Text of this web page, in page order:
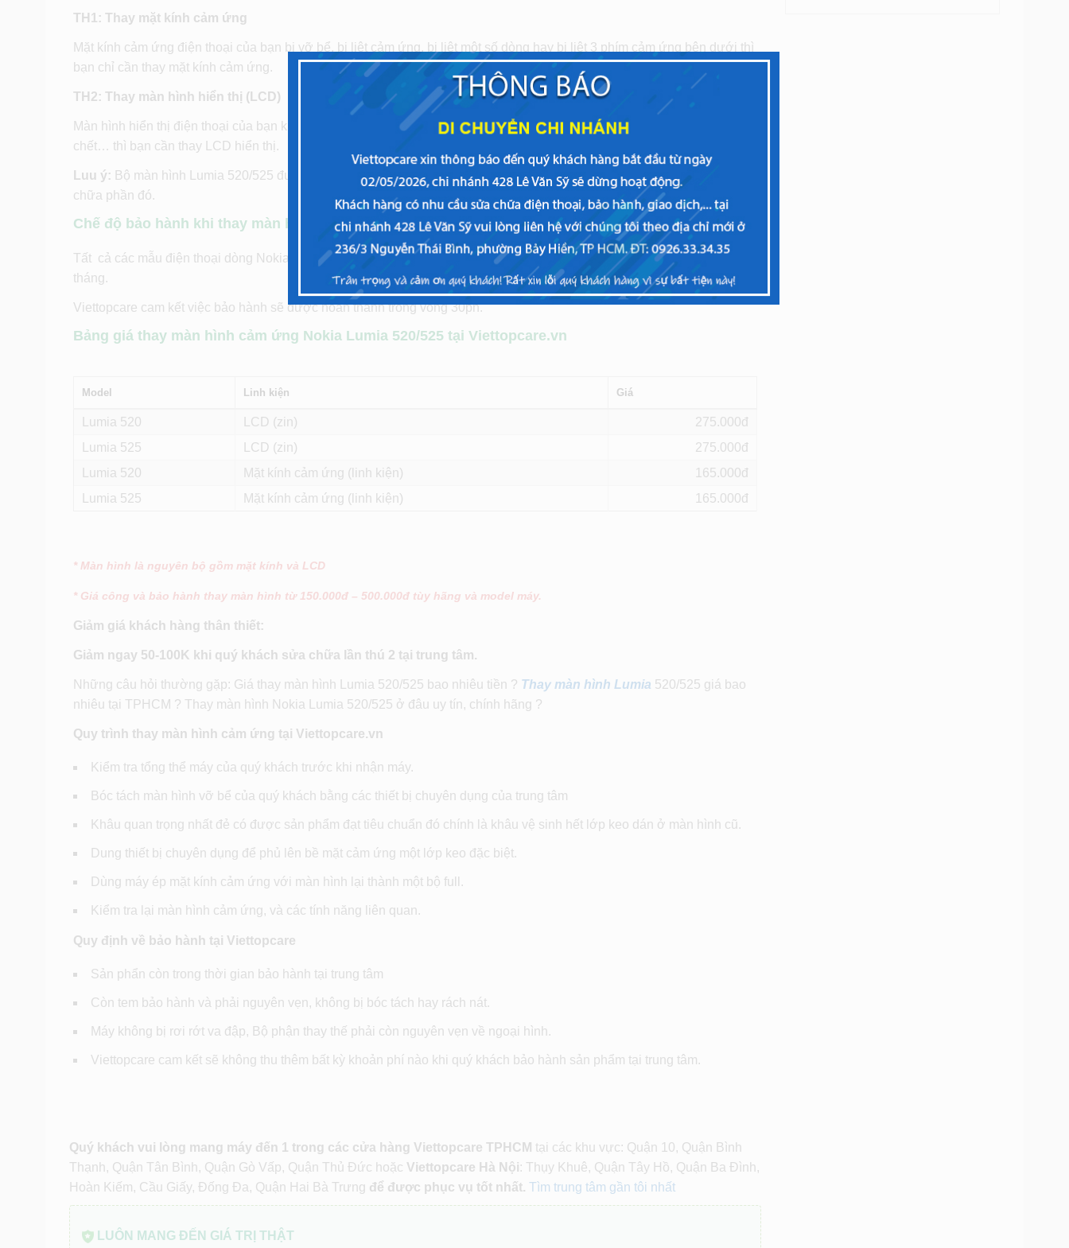
TH1: Thay mặt kính cảm ứng
Mặt kính cảm ứng điện thoại của bạn bị vỡ bể, bị liệt cảm ứng, bị liệt một số dòng hay bị liệt 3 phím cảm ứng bên dưới thì
bạn chỉ cần thay mặt kính cảm ứng.
TH2: Thay màn hình hiển thị (LCD)
Màn hình hiển thị điện thoại của bạn không hiển thị được, bị phóng to, bị treo, bị vỡ, bị sọc hoặc trắng, xuất hiện điểm
chết… thì bạn cần thay LCD hiển thị.
Luu ý: Bộ màn hình Lumia 520/525 được thiết kế rời nhau nên khi bị hư hỏng phần nào thì bạn chỉ cần thay thế sửa
chữa phần đó.
Chế độ bảo hành khi thay màn hình mặt kính cảm ứng Nokia Lumia 520/525 tại Viettopcare
Tất cả các mẫu điện thoại dòng Nokia Lumia khi thay màn hình, mặt kính cảm ứng tại Viettopcare đều được bảo hành 1
tháng.
Viettopcare cam kết việc bảo hành sẽ được hoàn thành trong vòng 30ph.
Bảng giá thay màn hình cảm ứng Nokia Lumia 520/525 tại Viettopcare.vn
Model Linh kiện Giá
Lumia 520 LCD (zin)
275
Lumia 525
LCD (zin)
275
Lumia 520
Mặt kính cảm ứng (linh kiện)
165
Lumia 525
Mặt kính cảm ứng (linh kiện) 165
* Màn hình là nguyên bộ gồm mặt kính và LCD
* Giá công và bảo hành thay màn hình từ 150.000đ – 500.000đ tùy hãng và model máy.
Giảm giá khách hàng thân thiết:
Giảm ngay 50-100K khi quý khách sửa chữa lần thú 2 tại trung tâm.
Những câu hỏi thường gặp: Giá thay màn hình Lumia 520/525 bao nhiêu tiền ? Thay màn hình Lumia 520/525 giá bao
nhiêu tại TPHCM ? Thay màn hình Nokia Lumia 520/525 ở đâu uy tín, chính hãng ?
Quy trình thay màn hình cảm ứng tại Viettopcare.vn
Kiểm tra tổng thể máy của quý khách trước khi nhận máy.
Bóc tách màn hình vỡ bể của quý khách bằng các thiết bị chuyên dụng của trung tâm
Khâu quan trọng nhất đẻ có được sản phẩm đạt tiêu chuẩn đó chính là khâu vệ sinh hết lớp keo dán ở màn hình cũ.
Dung thiết bị chuyên dụng để phủ lên bề mặt cảm ứng một lớp keo đặc biệt.
Dùng máy ép mặt kính cảm ứng với màn hình lại thành một bộ full.
Kiểm tra lại màn hình cảm ứng, và các tính năng liên quan.
Quy định về bảo hành tại Viettopcare
Sản phẩn còn trong thời gian bảo hành tại trung tâm
Còn tem bảo hành và phải nguyên vẹn, không bị bóc tách hay rách nát.
Máy không bị rơi rớt va đập, Bộ phận thay thế phải còn nguyên vẹn về ngoại hình.
Viettopcare cam kết sẽ không thu thêm bất kỳ khoản phí nào khi quý khách bảo hành sản phẩm tại trung tâm.
Quý khách vui lòng mang máy đến 1 trong các cửa hàng Viettopcare TPHCM tại các khu vực: Quận 10, Quận Bình
Thạnh, Quận Tân Bình, Quận Gò Vấp, Quận Thủ Đức hoặc Viettopcare Hà Nội: Thụy Khuê, Quận Tây Hồ, Quận Ba Đình,
Hoàn Kiếm, Cầu Giấy, Đống Đa, Quận Hai Bà Trưng để được phục vụ tốt nhất. Tìm trung tâm gần tôi nhất
LUÔN MANG ĐẾN GIÁ TRỊ THẬT